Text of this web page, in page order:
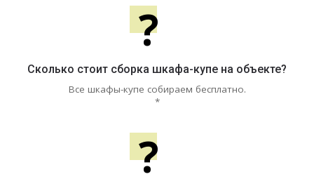
?
Сколько стоит сборка шкафа-купе на объекте?
Все шкафы-купе собираем бесплатно.
*
?